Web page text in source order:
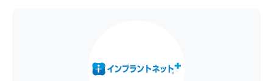
とは？インプラント周囲炎と
インプラントとセラミックの
違いは？